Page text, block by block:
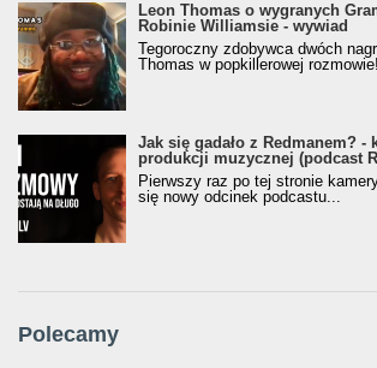
Leon Thomas o wygranych
Robinie Williamsie - wywiad
Tegoroczny zdobywca dwóch
Thomas w popkillerowej
Jak się gadało z Redmanem?
produkcji muzycznej (podcast
Pierwszy raz po tej stronie
się nowy odcinek podcastu...
Polecamy